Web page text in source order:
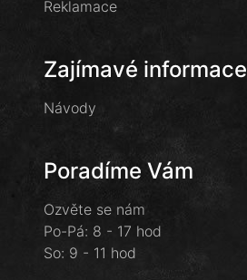
Reklamace
Zajímavé informace
Návody
Poradíme Vám
Ozvěte se nám
Po-Pá: 8 - 17 hod
So: 9 - 11 hod